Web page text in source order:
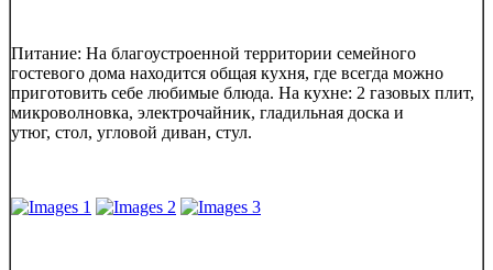
Питание: На благоустроенной территории семейного
гостевого дома находится общая кухня, где всегда можно
приготовить себе любимые блюда. На кухне: 2 газовых плит,
микроволновка, электрочайник, гладильная доска и
утюг, стол, угловой диван, стул.